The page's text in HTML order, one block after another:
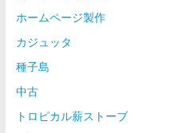
ホームページ製作
カジュッタ
種子島
中古
トロピカル薪ストーブ